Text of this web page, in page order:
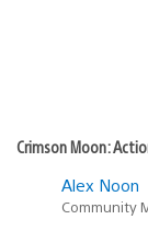
Crimson Moon:
Alex Noon
Community